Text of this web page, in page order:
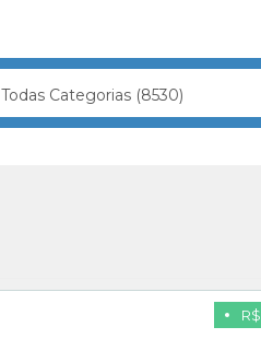
Todas Categorias (8530)